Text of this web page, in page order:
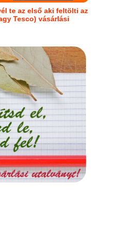
te az első aki feltölti az
Tesco) vásárlási